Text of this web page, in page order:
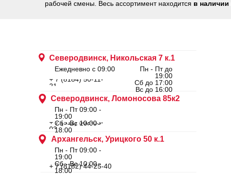
рабочей смены. Весь ассортимент находится в наличии
Архангельск, Урицкого 50 к.1
Северодвинск, Ломоносова 85к2
Северодвинск, Никольская 7 к.1
Ежедневно с 09:00
Пн - Пт до
19:00
Сб до 17:00
Вс до 16:00
Пн - Пт 09:00 -
19:00
Сб - Вс 10:00 -
18:00
Пн - Пт 09:00 -
19:00
Сб - Вс 10:00 -
18:00
+ 7 (8184) 50-11-
21
+ 7 (911) 562-83-
03
+ 7 (8182) 44-25-40